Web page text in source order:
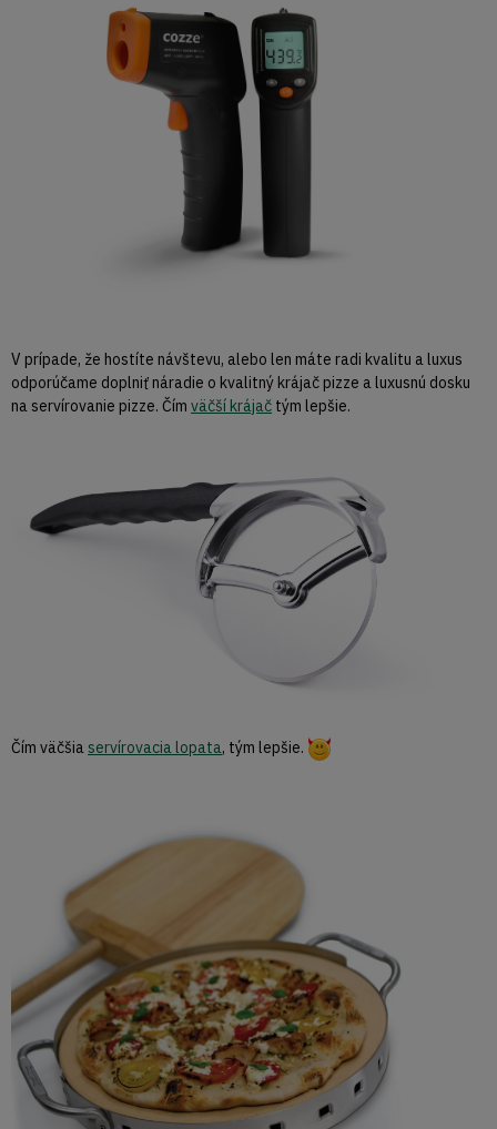
V prípade, že hostíte návštevu, alebo len máte radi kvalitu a luxus
odporúčame doplniť náradie o kvalitný krájač pizze a luxusnú dosku
na servírovanie pizze. Čím väčší krájač tým lepšie.
Čím väčšiaservírovacia lopata, tým lepšie.